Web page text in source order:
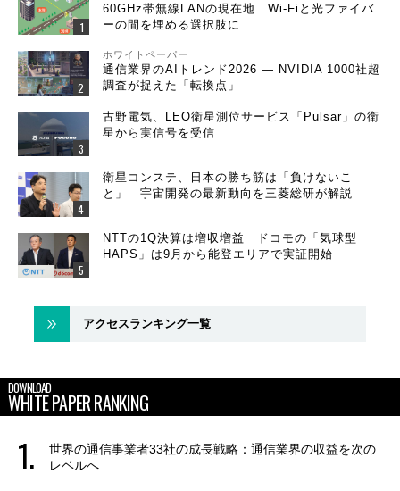
60GHz帯無線LANの現在地 Wi-Fiと光ファイバ
ーの間を埋める選択肢に
ホワイトペーパー
通信業界のAIトレンド2026 ― NVIDIA 1000社超
調査が捉えた「転換点」
古野電気、LEO衛星測位サービス「Pulsar」の衛
星から実信号を受信
衛星コンステ、日本の勝ち筋は「負けないこ
と」 宇宙開発の最新動向を三菱総研が解説
NTTの1Q決算は増収増益 ドコモの「気球型
HAPS」は9月から能登エリアで実証開始
アクセスランキング一覧
DOWNLOAD
WHITE PAPER RANKING
世界の通信事業者33社の成長戦略：通信業界の収益を次の
レベルへ